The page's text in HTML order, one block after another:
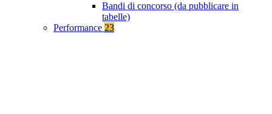
Bandi di concorso (da pubblicare in
tabelle)
Performance 23